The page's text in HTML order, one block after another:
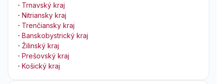
· Trnavský kraj
· Nitriansky kraj
· Trenčiansky kraj
· Banskobystrický kraj
· Žilinský kraj
· Prešovský kraj
· Košický kraj